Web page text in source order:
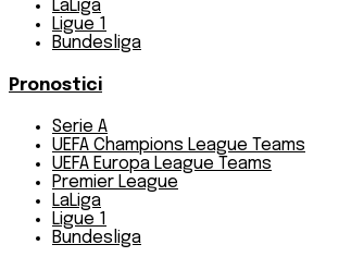
LaLiga
Ligue 1
Bundesliga
Pronostici
Serie A
UEFA Champions League Teams
UEFA Europa League Teams
Premier League
LaLiga
Ligue 1
Bundesliga